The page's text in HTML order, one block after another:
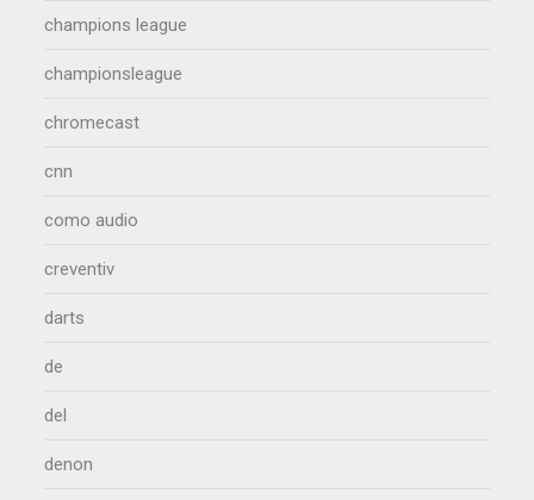
champions league
championsleague
chromecast
cnn
como audio
creventiv
darts
de
del
denon